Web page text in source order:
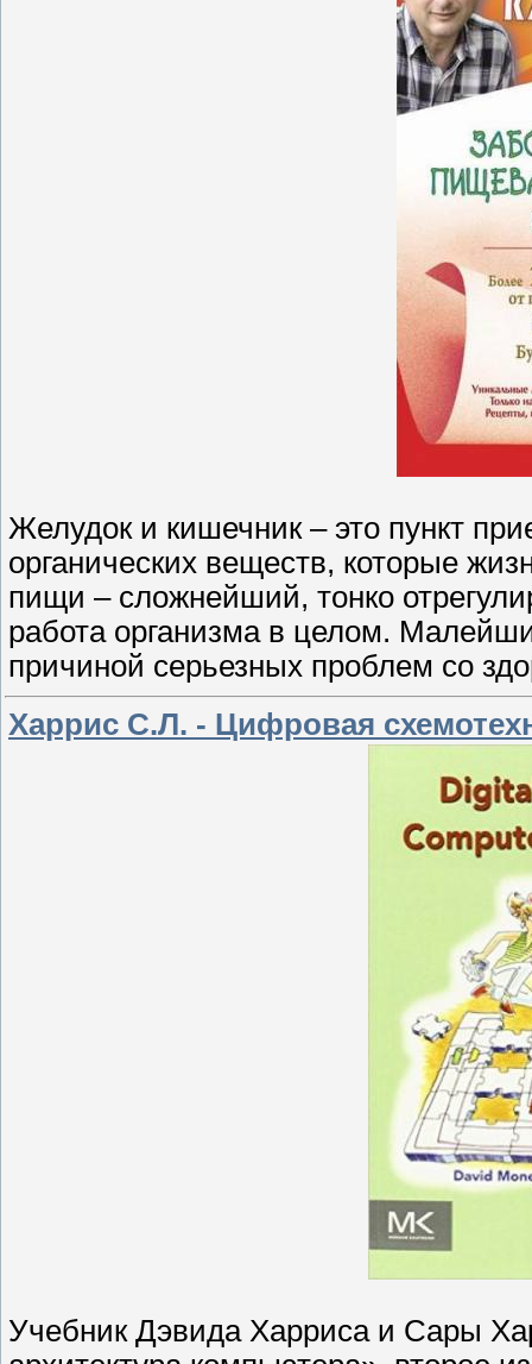
Желудок и кишечник – это пункт
органических веществ, которые
пищи – сложнейший, тонко
работа организма в целом.
причиной серьезных проблем со
Харрис С.Л. - Цифровая
Учебник Дэвида Харриса и Сары